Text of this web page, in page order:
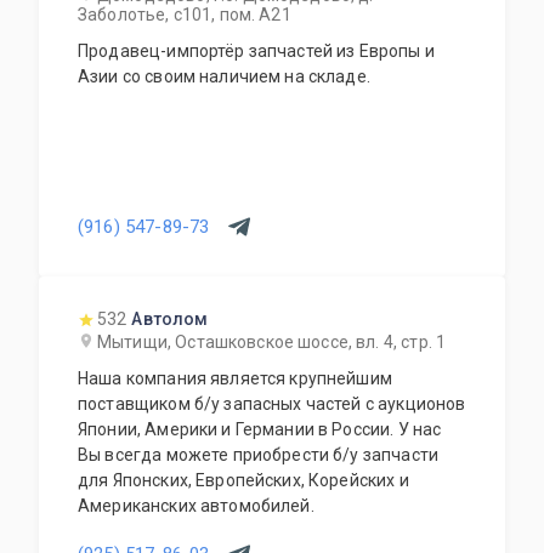
Заболотье, с101, пом. А21
Продавец-импортёр запчастей из Европы и
Азии со своим наличием на складе.
(916) 547-89-73
532 Автолом
Мытищи, Осташковское шоссе, вл. 4, стр. 1
Наша компания является крупнейшим
поставщиком б/у запасных частей с аукционов
Японии, Америки и Германии в России. У нас
Вы всегда можете приобрести б/у запчасти
для Японских, Европейских, Корейских и
Американских автомобилей.